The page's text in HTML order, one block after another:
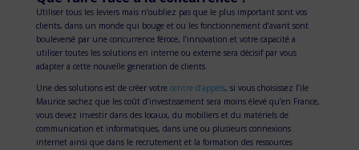
Utiliser tous les leviers mais n’oubliez pas que le plus important sont vos
clients, dans un monde qui bouge et ou les fonctionnement d’avant sont
bouleversé par une concurrence féroce, l’innovation et votre capacité a
utiliser toutes les solutions en interne ou externe sera décisif par vous
adapter a cette nouvelle generation de clients.
Une des solutions est de créer votre centre d’appels, si vous choisissez l’ile
Maurice sachez que les coût d’investissement sera moins élevé qu’en France,
vous devez investir dans des locaux, du mobiliers et du matériels de
communication et informatiques, dans une ou plusieurs connexions
internet ainsi que dans le recrutement et la formation des ressources